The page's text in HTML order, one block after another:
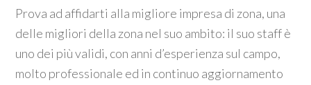
Prova ad affidarti alla migliore impresa di zona, una
delle migliori della zona nel suo ambito: il suo staff è
uno dei più validi, con anni d’esperienza sul campo,
molto professionale ed in continuo aggiornamento